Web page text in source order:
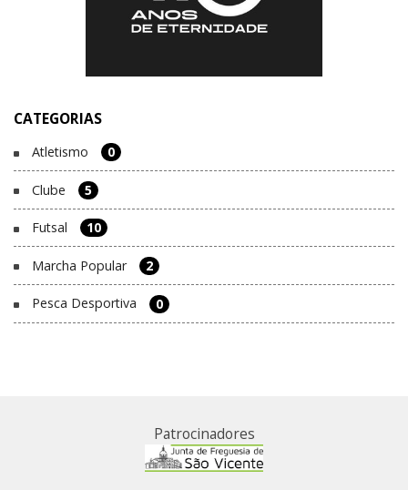
CATEGORIAS
Atletismo 0
Clube 5
Futsal 10
Marcha Popular 2
Pesca Desportiva 0
Patrocinadores